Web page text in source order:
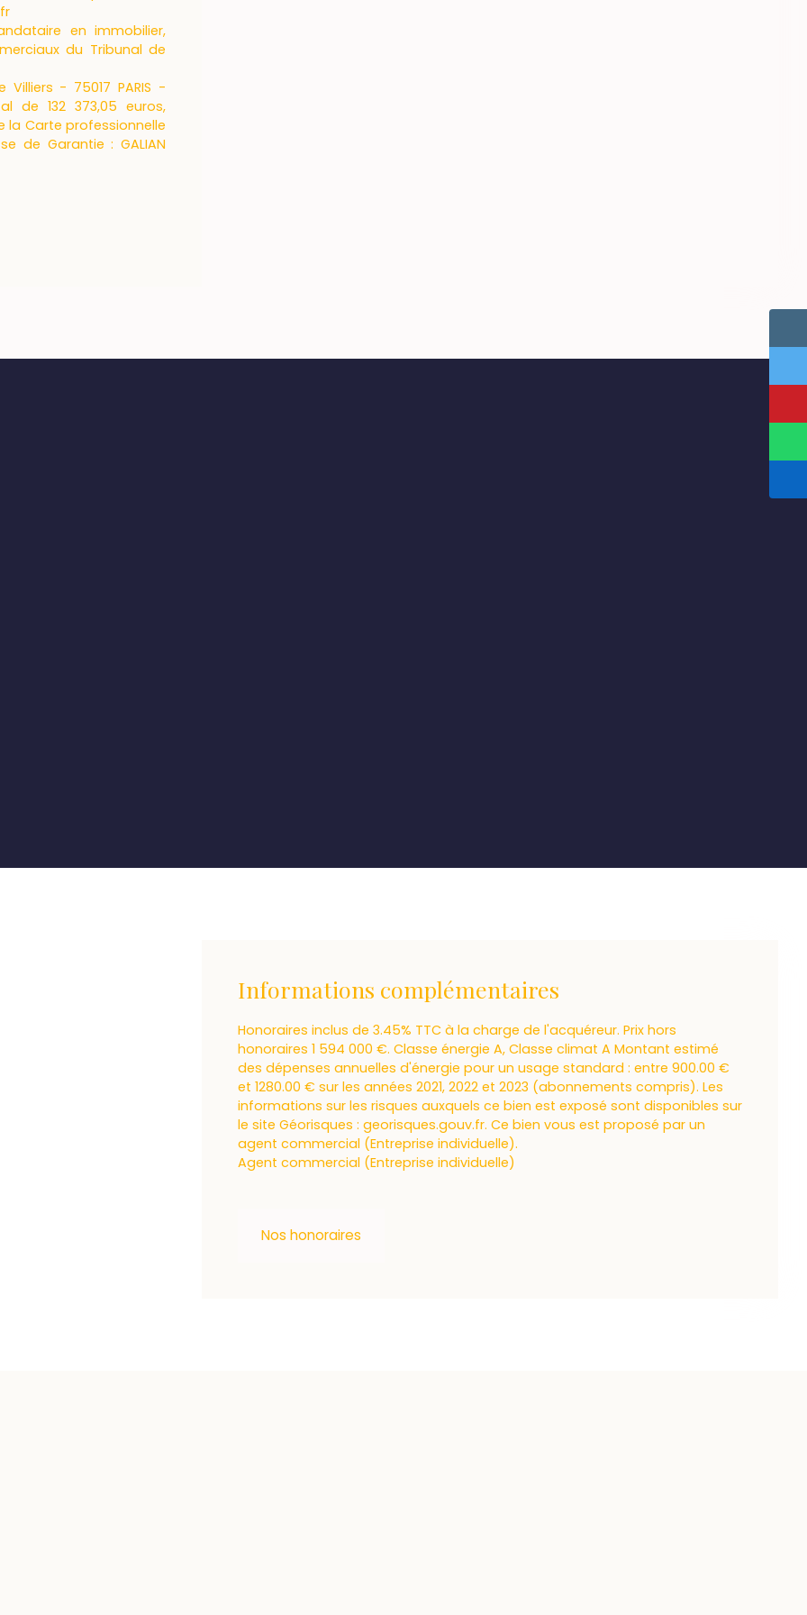
en immobilier,
du Tribunal de
- 75017 PARIS -
de 132 373,05 euros,
la Carte professionnelle
de Garantie : GALIAN
Informations complémentaires
Honoraires inclus de 3.45% TTC à la charge de l'acquéreur. Prix hors
honoraires 1 594 000 €. Classe énergie A, Classe climat A Montant estimé
des dépenses annuelles d'énergie pour un usage standard : entre 900.00 €
et 1280.00 € sur les années 2021, 2022 et 2023 (abonnements compris). Les
informations sur les risques auxquels ce bien est exposé sont disponibles sur
le site Géorisques : georisques.gouv.fr. Ce bien vous est proposé par un
agent commercial (Entreprise individuelle).
Agent commercial (Entreprise individuelle)
Nos honoraires